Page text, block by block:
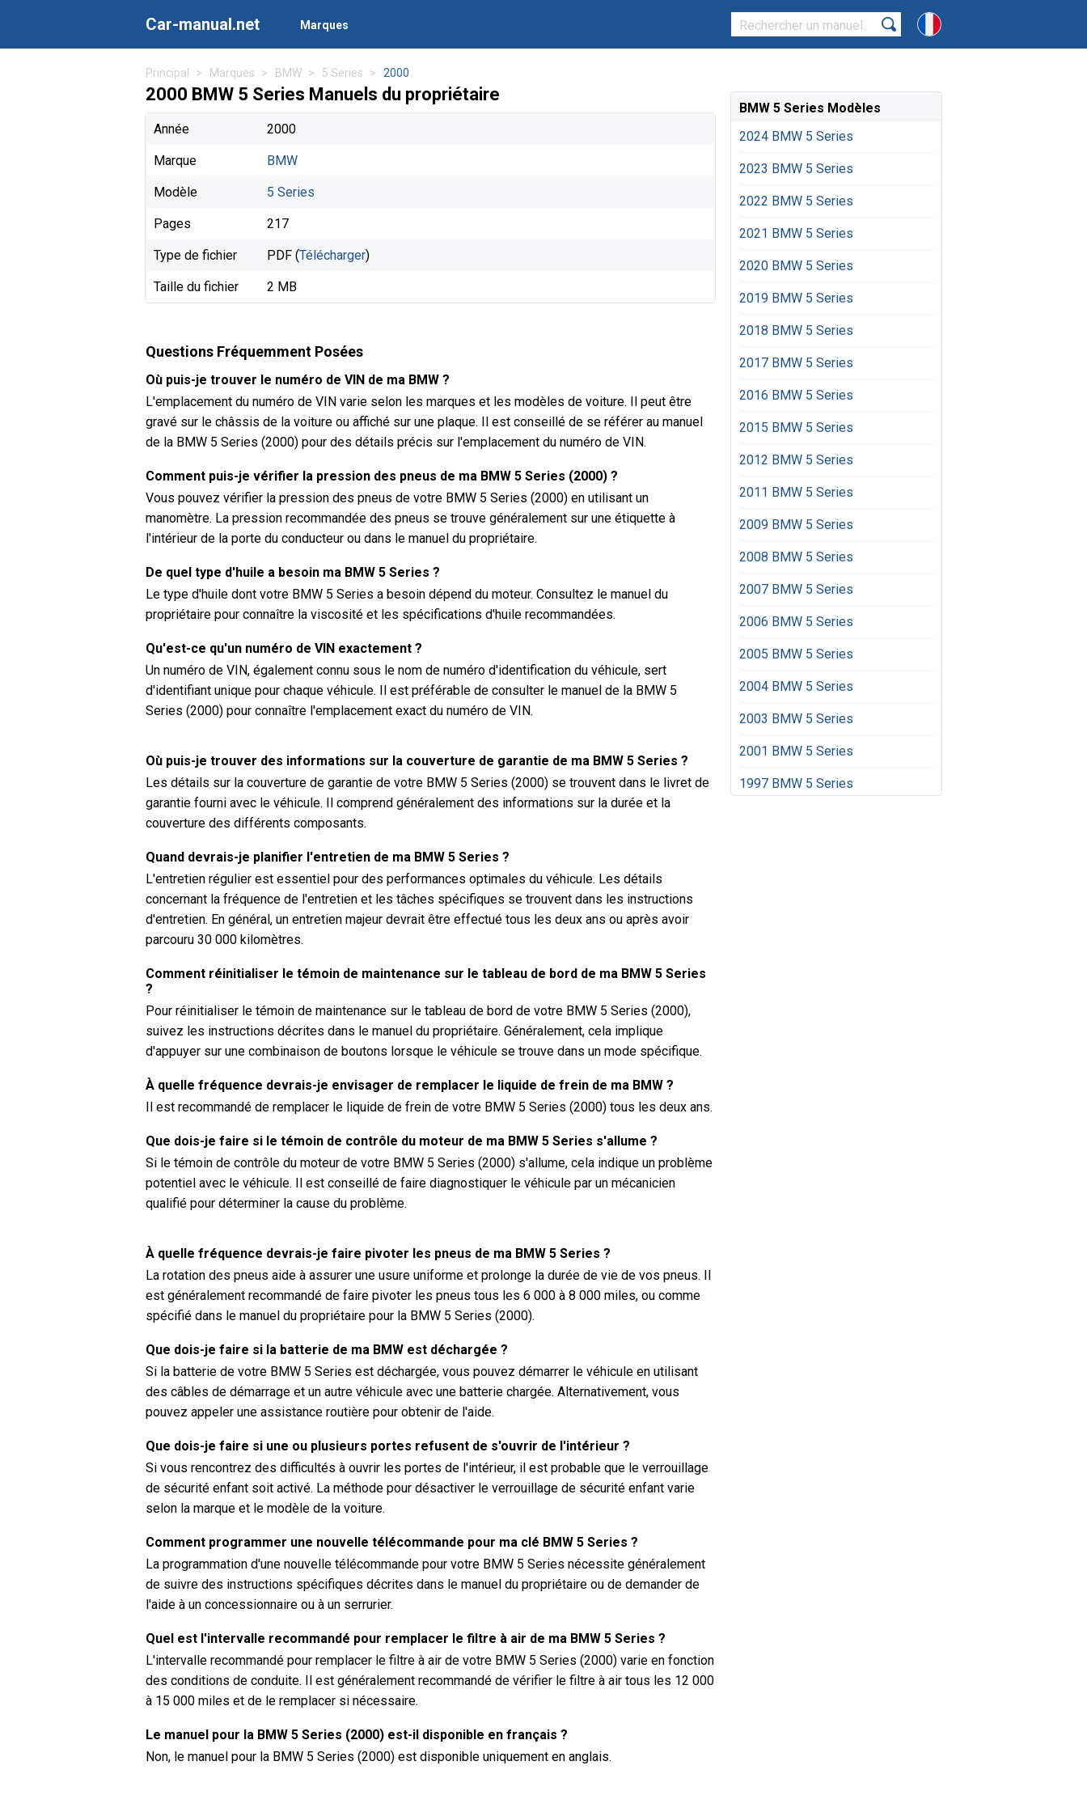
Car-manual.net Marques
Principal Marques BMW 5 Series 2000
2000 BMW 5 Series Manuels du propriétaire
Année 2000
Marque BMW
Modèle 5 Series
Pages 217
Type de fichier PDF (Télécharger)
Taille du fichier 2 MB
Questions Fréquemment Posées
Où puis-je trouver le numéro de VIN de ma BMW ?
L'emplacement du numéro de VIN varie selon les marques et les modèles de voiture. Il peut être
gravé sur le châssis de la voiture ou affiché sur une plaque. Il est conseillé de se référer au manuel
de la BMW 5 Series (2000) pour des détails précis sur l'emplacement du numéro de VIN.
Comment puis-je vérifier la pression des pneus de ma BMW 5 Series (2000) ?
Vous pouvez vérifier la pression des pneus de votre BMW 5 Series (2000) en utilisant un
manomètre. La pression recommandée des pneus se trouve généralement sur une étiquette à
l'intérieur de la porte du conducteur ou dans le manuel du propriétaire.
De quel type d'huile a besoin ma BMW 5 Series ?
Le type d'huile dont votre BMW 5 Series a besoin dépend du moteur. Consultez le manuel du
propriétaire pour connaître la viscosité et les spécifications d'huile recommandées.
Qu'est-ce qu'un numéro de VIN exactement ?
Un numéro de VIN, également connu sous le nom de numéro d'identification du véhicule, sert
d'identifiant unique pour chaque véhicule. Il est préférable de consulter le manuel de la BMW 5
Series (2000) pour connaître l'emplacement exact du numéro de VIN.
Où puis-je trouver des informations sur la couverture de garantie de ma BMW 5 Series ?
Les détails sur la couverture de garantie de votre BMW 5 Series (2000) se trouvent dans le livret de
garantie fourni avec le véhicule. Il comprend généralement des informations sur la durée et la
couverture des différents composants.
Quand devrais-je planifier l'entretien de ma BMW 5 Series ?
L'entretien régulier est essentiel pour des performances optimales du véhicule. Les détails
concernant la fréquence de l'entretien et les tâches spécifiques se trouvent dans les instructions
d'entretien. En général, un entretien majeur devrait être effectué tous les deux ans ou après avoir
parcouru 30 000 kilomètres.
Comment réinitialiser le témoin de maintenance sur le tableau de bord de ma BMW 5 Series
?
Pour réinitialiser le témoin de maintenance sur le tableau de bord de votre BMW 5 Series (2000),
suivez les instructions décrites dans le manuel du propriétaire. Généralement, cela implique
d'appuyer sur une combinaison de boutons lorsque le véhicule se trouve dans un mode spécifique.
À quelle fréquence devrais-je envisager de remplacer le liquide de frein de ma BMW ?
Il est recommandé de remplacer le liquide de frein de votre BMW 5 Series (2000) tous les deux ans.
Que dois-je faire si le témoin de contrôle du moteur de ma BMW 5 Series s'allume ?
Si le témoin de contrôle du moteur de votre BMW 5 Series (2000) s'allume, cela indique un problème
potentiel avec le véhicule. Il est conseillé de faire diagnostiquer le véhicule par un mécanicien
qualifié pour déterminer la cause du problème.
À quelle fréquence devrais-je faire pivoter les pneus de ma BMW 5 Series ?
La rotation des pneus aide à assurer une usure uniforme et prolonge la durée de vie de vos pneus. Il
est généralement recommandé de faire pivoter les pneus tous les 6 000 à 8 000 miles, ou comme
spécifié dans le manuel du propriétaire pour la BMW 5 Series (2000).
Que dois-je faire si la batterie de ma BMW est déchargée ?
Si la batterie de votre BMW 5 Series est déchargée, vous pouvez démarrer le véhicule en utilisant
des câbles de démarrage et un autre véhicule avec une batterie chargée. Alternativement, vous
pouvez appeler une assistance routière pour obtenir de l'aide.
Que dois-je faire si une ou plusieurs portes refusent de s'ouvrir de l'intérieur ?
Si vous rencontrez des difficultés à ouvrir les portes de l'intérieur, il est probable que le verrouillage
de sécurité enfant soit activé. La méthode pour désactiver le verrouillage de sécurité enfant varie
selon la marque et le modèle de la voiture.
Comment programmer une nouvelle télécommande pour ma clé BMW 5 Series ?
La programmation d'une nouvelle télécommande pour votre BMW 5 Series nécessite généralement
de suivre des instructions spécifiques décrites dans le manuel du propriétaire ou de demander de
l'aide à un concessionnaire ou à un serrurier.
Quel est l'intervalle recommandé pour remplacer le filtre à air de ma BMW 5 Series ?
L'intervalle recommandé pour remplacer le filtre à air de votre BMW 5 Series (2000) varie en fonction
des conditions de conduite. Il est généralement recommandé de vérifier le filtre à air tous les 12 000
à 15 000 miles et de le remplacer si nécessaire.
Le manuel pour la BMW 5 Series (2000) est-il disponible en français ?
Non, le manuel pour la BMW 5 Series (2000) est disponible uniquement en anglais.
BMW 5 Series Modèles
2024 BMW 5 Series
2023 BMW 5 Series
2022 BMW 5 Series
2021 BMW 5 Series
2020 BMW 5 Series
2019 BMW 5 Series
2018 BMW 5 Series
2017 BMW 5 Series
2016 BMW 5 Series
2015 BMW 5 Series
2012 BMW 5 Series
2011 BMW 5 Series
2009 BMW 5 Series
2008 BMW 5 Series
2007 BMW 5 Series
2006 BMW 5 Series
2005 BMW 5 Series
2004 BMW 5 Series
2003 BMW 5 Series
2001 BMW 5 Series
1997 BMW 5 Series